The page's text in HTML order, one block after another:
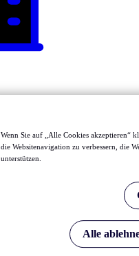
Wenn Sie auf „Alle Cookies akzeptieren“
die Websitenavigation zu verbessern, die
unterstützen.
Alle